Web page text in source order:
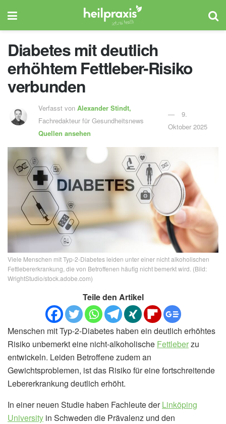
Diabetes mit deutlich
erhöhtem Fettleber-Risiko
verbunden
Verfasst von Alexander Stindt,
Fachredakteur für Gesundheitsnews
Quellen ansehen
9.
Oktober 2025
Viele Menschen mit Typ-2-Diabetes leiden unter einer nicht alkoholischen
Fettlebererkrankung, die von Betroffenen häufig nicht bemerkt wird. (Bild:
WrightStudio/stock.adobe.com)
Teile den Artikel
Menschen mit Typ-2-Diabetes haben ein deutlich erhöhtes
Risiko unbemerkt eine nicht-alkoholische Fettleberzu
entwickeln. Leiden Betroffene zudem an
Gewichtsproblemen, ist das Risiko für eine fortschreitende
Lebererkrankung deutlich erhöht.
In einer neuen Studie haben Fachleute derLinköping
University in Schweden die Prävalenz und den